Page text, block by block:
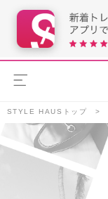
STYLE HAUSトップ